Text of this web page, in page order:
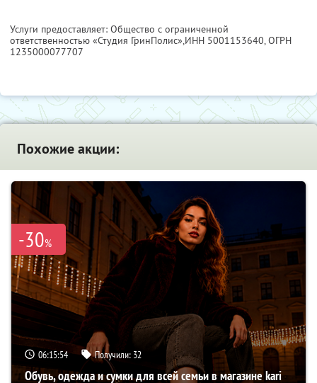
Услуги предоставляет: Общество с ограниченной
ответственностью «Студия ГринПолис»,ИНН 5001153640, ОГРН
1235000077707
Похожие акции:
-30%
06:15:53 Получили: 32
Обувь, одежда и сумки для всей семьи в магазине kari